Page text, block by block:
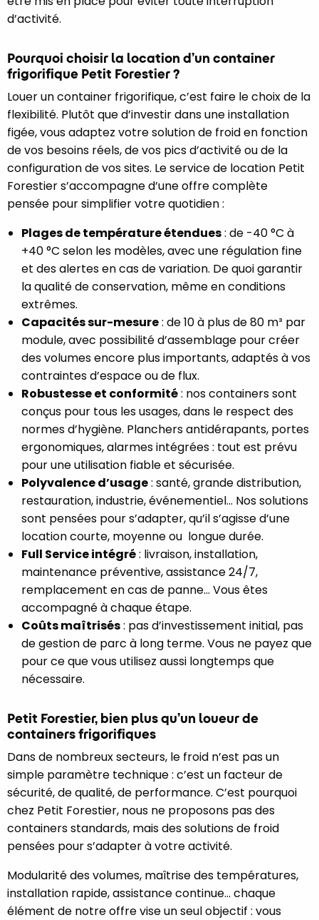
d’activité.
Pourquoi choisir la location d’un container
frigorifique Petit Forestier ?
Louer un container frigorifique, c’est faire le choix de la
flexibilité. Plutôt que d’investir dans une installation
figée, vous adaptez votre solution de froid en fonction
de vos besoins réels, de vos pics d’activité ou de la
configuration de vos sites. Le service de location Petit
Forestier s’accompagne d’une offre complète
pensée pour simplifier votre quotidien :
Plages de température étendues: de -40 °C à
+40 °C selon les modèles, avec une régulation fine
et des alertes en cas de variation. De quoi garantir
la qualité de conservation, même en conditions
extrêmes.
Capacités sur-mesure: de 10 à plus de 80 m³ par
module, avec possibilité d’assemblage pour créer
des volumes encore plus importants, adaptés à vos
contraintes d’espace ou de flux.
Robustesse et conformité: nos containers sont
conçus pour tous les usages, dans le respect des
normes d’hygiène. Planchers antidérapants, portes
ergonomiques, alarmes intégrées : tout est prévu
pour une utilisation fiable et sécurisée.
Polyvalence d’usage: santé, grande distribution,
restauration, industrie, événementiel… Nos solutions
sont pensées pour s’adapter, qu’il s’agisse d’une
location courte, moyenne ou longue durée.
Full Service intégré: livraison, installation,
maintenance préventive, assistance 24/7,
remplacement en cas de panne… Vous êtes
accompagné à chaque étape.
Coûts maîtrisés: pas d’investissement initial, pas
de gestion de parc à long terme. Vous ne payez que
pour ce que vous utilisez aussi longtemps que
nécessaire.
Petit Forestier, bien plus qu’un loueur de
containers frigorifiques
Dans de nombreux secteurs, le froid n’est pas un
simple paramètre technique : c’est un facteur de
sécurité, de qualité, de performance. C’est pourquoi
chez Petit Forestier, nous ne proposons pas des
containers standards, mais des solutions de froid
pensées pour s’adapter à votre activité.
Modularité des volumes, maîtrise des températures,
installation rapide, assistance continue… chaque
élément de notre offre vise un seul objectif : vous